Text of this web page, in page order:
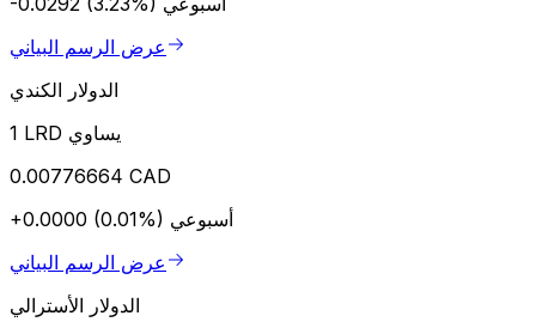
عرض الرسم البياني
الدولار الكندي
1 LRD يساوي
0.00776664 CAD
+0.0000 (0.01%) أسبوعي
عرض الرسم البياني
الدولار الأسترالي